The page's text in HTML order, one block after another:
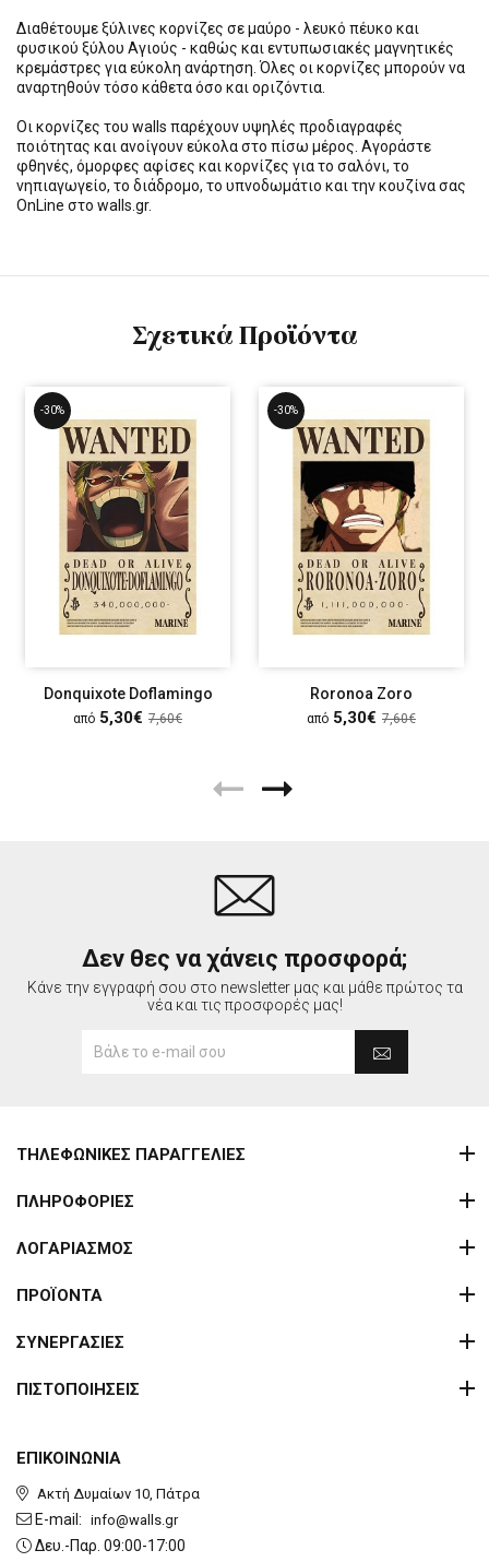
Διαθέτουμε ξύλινες κορνίζες σε μαύρο - λευκό πέυκο και
φυσικού ξύλου Αγιούς - καθώς και εντυπωσιακές μαγνητικές
κρεμάστρες για εύκολη ανάρτηση. Όλες οι κορνίζες μπορούν να
αναρτηθούν τόσο κάθετα όσο και οριζόντια.
Οι κορνίζες του walls παρέχουν υψηλές προδιαγραφές
ποιότητας και ανοίγουν εύκολα στο πίσω μέρος. Αγοράστε
φθηνές, όμορφες αφίσες και κορνίζες για το σαλόνι, το
νηπιαγωγείο, το διάδρομο, το υπνοδωμάτιο και την κουζίνα σας
OnLine στο walls.gr.
Σχετικά Προϊόντα
-30%
Donquixote Doflamingo
από 5,30€ 7,60€
-30%
Roronoa Zoro
από 5,30€ 7,60€
Δεν θες να χάνεις προσφορά;
Κάνε την εγγραφή σου στο newsletter μας και μάθε πρώτος τα
νέα και τις προσφορές μας!
ΕΠΙΚΟΙΝΩΝΙΑ
Ακτή Δυμαίων 10, Πάτρα
E-mail: info@walls.gr
Δευ.-Παρ. 09:00-17:00
ΤΗΛΕΦΩΝΙΚΕΣ ΠΑΡΑΓΓΕΛΙΕΣ
ΠΛΗΡΟΦΟΡΙΕΣ
ΛΟΓΑΡΙΑΣΜΟΣ
ΠΡΟΪΟΝΤΑ
ΣΥΝΕΡΓΑΣΙΕΣ
ΠΙΣΤΟΠΟΙΗΣΕΙΣ